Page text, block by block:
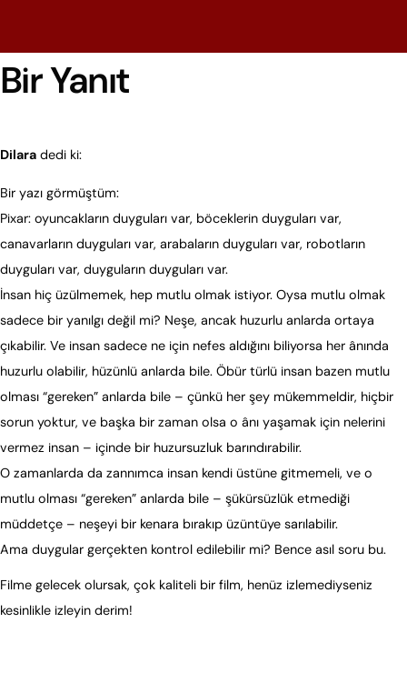
Bir Yanıt
Dilara dedi ki:
Bir yazı görmüştüm:
Pixar: oyuncakların duyguları var, böceklerin duyguları var,
canavarların duyguları var, arabaların duyguları var, robotların
duyguları var, duyguların duyguları var.
İnsan hiç üzülmemek, hep mutlu olmak istiyor. Oysa mutlu olmak
sadece bir yanılgı değil mi? Neşe, ancak huzurlu anlarda ortaya
çıkabilir. Ve insan sadece ne için nefes aldığını biliyorsa her ânında
huzurlu olabilir, hüzünlü anlarda bile. Öbür türlü insan bazen mutlu
olması “gereken” anlarda bile – çünkü her şey mükemmeldir, hiçbir
sorun yoktur, ve başka bir zaman olsa o ânı yaşamak için nelerini
vermez insan – içinde bir huzursuzluk barındırabilir.
O zamanlarda da zannımca insan kendi üstüne gitmemeli, ve o
mutlu olması “gereken” anlarda bile – şükürsüzlük etmediği
müddetçe – neşeyi bir kenara bırakıp üzüntüye sarılabilir.
Ama duygular gerçekten kontrol edilebilir mi? Bence asıl soru bu.
Filme gelecek olursak, çok kaliteli bir film, henüz izlemediyseniz
kesinlikle izleyin derim!